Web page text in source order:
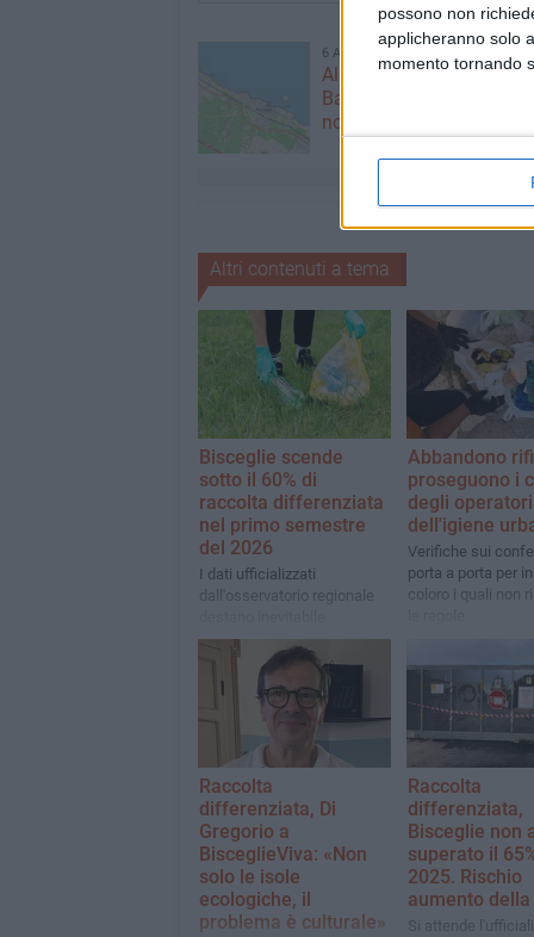
possono non
applicheranno solo
momento tornando
6 AGOSTO 2026
Alga tossica, ARPA
Bandiera Bianca e valori
norma per Bisceglie
Altri contenuti a tema
Bisceglie scende
sotto il 60% di
raccolta differenziata
nel primo semestre
del 2026
I dati ufficializzati
dall'osservatorio regionale
preoccupazione in città
Abbandono
proseguono i
degli operatori
dell'igiene
Verifiche sui
porta a porta per
coloro i quali non
Raccolta
differenziata, Di
Gregorio a
BisceglieViva: «Non
solo le isole
ecologiche, il
problema è culturale»
Raccolta
differenziata,
Bisceglie non
superato il
2025. Rischio
aumento della
Si attende